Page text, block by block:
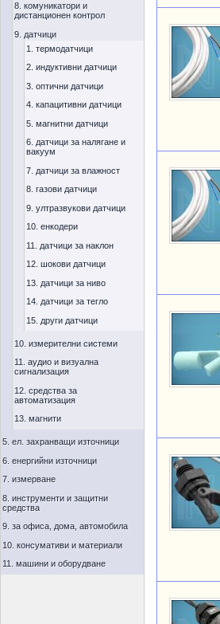
8. комуникатори и
дистанционен контрол
9. датчици
1. термодатчици
2. индуктивни датчици
3. оптични датчици
4. капацитивни датчици
5. магнитни датчици
6. датчици за налягане и
вакуум
7. датчици за влажност
8. газови датчици
9. ултразвукови датчици
10. енкодери
11. датчици за наклон
12. шокови датчици
13. датчици за ниво
14. датчици за тегло
15. други датчици
10. измерителни системи
11. аудио и визуална
сигнализация
12. средства за
автоматизация
13. магнити
5. ел. захранващи източници
6. енергийни източници
7. измерване
8. инструменти и защитни
средства
9. за офиса, дома, автомобила
10. консумативи и материали
11. машини и оборудване